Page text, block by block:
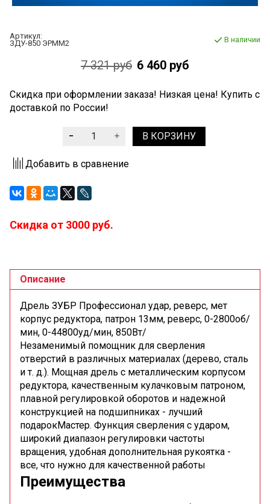
Артикул:
ЗДУ-850 ЭРММ2
В наличии
7 321 руб 6 460 руб
Скидка при оформлении заказа! Низкая цена! Купить с
доставкой по России!
В КОРЗИНУ
Добавить в сравнение
Скидка от 3000 руб.
Описание
Дрель ЗУБР Профессионал удар, реверс, мет
корпус редуктора, патрон 13мм, реверс, 0-2800об/
мин, 0-44800уд/мин, 850Вт/
Незаменимый помощник для сверления
отверстий в различных материалах (дерево, сталь
и т. д.). Мощная дрель с металлическим корпусом
редуктора, качественным кулачковым патроном,
плавной регулировкой оборотов и надежной
конструкцией на подшипниках - лучший
подарокМастер. Функция сверления с ударом,
широкий диапазон регулировки частоты
вращения, удобная дополнительная рукоятка -
все, что нужно для качественной работы
Преимущества